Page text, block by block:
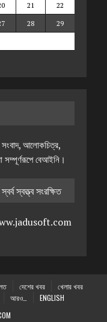
21
22
28
29
আলোকচিত্র,
সম্পূর্ণরূপে বেআইনি।
স্বত্ত্ব সংরক্ষিত
দেশের খবর
খেলার খবর
আরও…
ENGLISH